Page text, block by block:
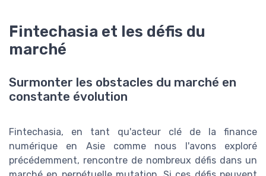
Fintechasia et les défis du
marché
Surmonter les obstacles du marché en
constante évolution
Fintechasia, en tant qu'acteur clé de la finance
numérique en Asie comme nous l'avons exploré
précédemment, rencontre de nombreux défis dans un